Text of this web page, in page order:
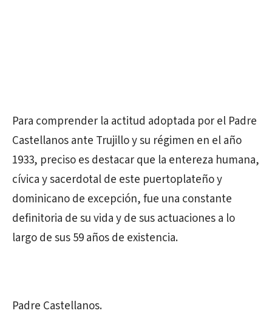
Para comprender la actitud adoptada por el Padre
Castellanos ante Trujillo y su régimen en el año
1933, preciso es destacar que la entereza humana,
cívica y sacerdotal de este puertoplateño y
dominicano de excepción, fue una constante
definitoria de su vida y de sus actuaciones a lo
largo de sus 59 años de existencia.
Padre Castellanos.